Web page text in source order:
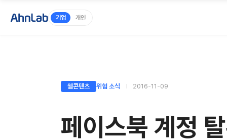
기업 개인
웹콘텐츠 위협 소식 2016-11-09
페이스북 계정